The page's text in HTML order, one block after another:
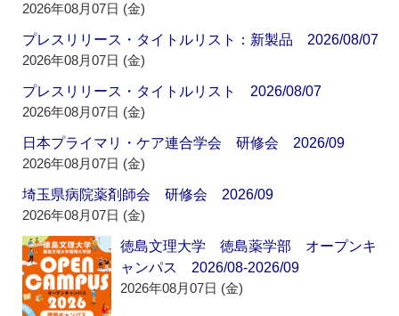
2026年08月07日 (金)
プレスリリース・タイトルリスト：新製品 2026/08/07
2026年08月07日 (金)
プレスリリース・タイトルリスト 2026/08/07
2026年08月07日 (金)
日本プライマリ・ケア連合学会 研修会 2026/09
2026年08月07日 (金)
埼玉県病院薬剤師会 研修会 2026/09
2026年08月07日 (金)
徳島文理大学 徳島薬学部 オープンキ
ャンパス 2026/08-2026/09
2026年08月07日 (金)